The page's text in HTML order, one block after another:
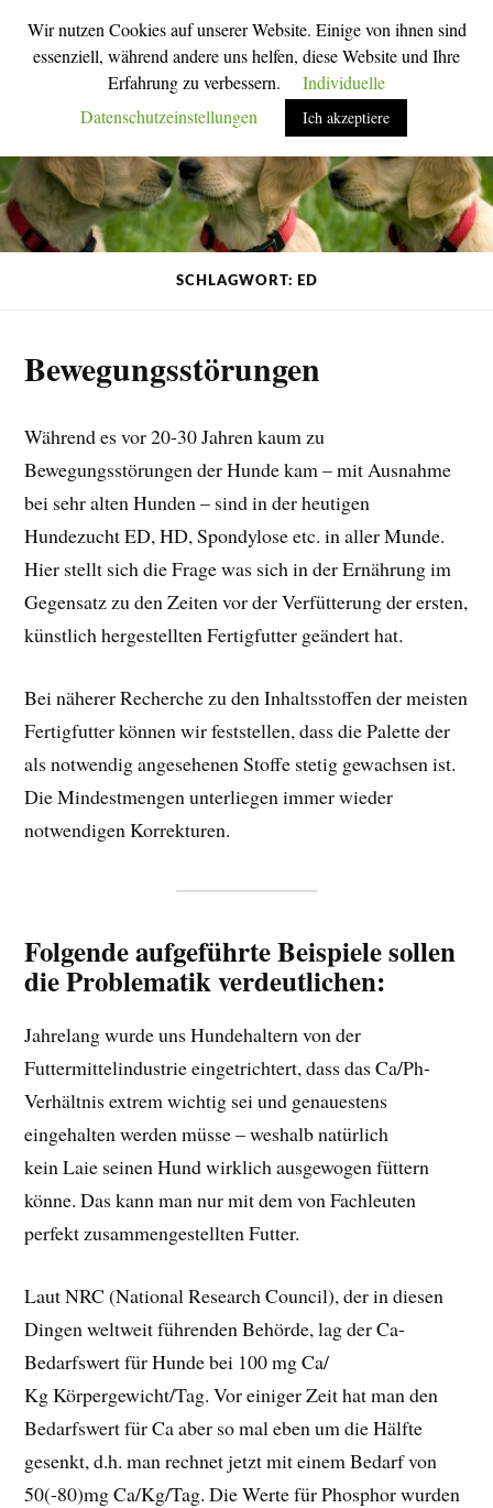
o
M
n
ü
u
m
t
e
u
l
d
u
m
s
c
SCHLAGWORT: ED
Bewegungsstörungen
Während es vor 20-30 Jahren kaum zu
Bewegungsstörungen der Hunde kam – mit Ausnahme
bei sehr alten Hunden – sind in der heutigen
Hundezucht ED, HD, Spondylose etc. in aller Munde.
Hier stellt sich die Frage was sich in der Ernährung im
Gegensatz zu den Zeiten vor der Verfütterung der ersten,
künstlich hergestellten Fertigfutter geändert hat.
Bei näherer Recherche zu den Inhaltsstoffen der meisten
Fertigfutter können wir feststellen, dass die Palette der
als notwendig angesehenen Stoffe stetig gewachsen ist.
Die Mindestmengen unterliegen immer wieder
notwendigen Korrekturen.
Folgende aufgeführte Beispiele sollen
die Problematik verdeutlichen:
Jahrelang wurde uns Hundehaltern von der
Futtermittelindustrie eingetrichtert, dass das Ca/Ph-
Verhältnis extrem wichtig sei und genauestens
eingehalten werden müsse – weshalb natürlich
kein Laie seinen Hund wirklich ausgewogen füttern
könne. Das kann man nur mit dem von Fachleuten
perfekt zusammengestellten Futter.
Laut NRC (National Research Council), der in diesen
Dingen weltweit führenden Behörde, lag der Ca-
Bedarfswert für Hunde bei 100 mg Ca/
Kg Körpergewicht/Tag. Vor einiger Zeit hat man den
Bedarfswert für Ca aber so mal eben um die Hälfte
gesenkt, d.h. man rechnet jetzt mit einem Bedarf von
50(-80)mg Ca/Kg/Tag. Die Werte für Phosphor wurden
Wir nutzen Cookies auf unserer Website. Einige von ihnen sind
essenziell, während andere uns helfen, diese Website und Ihre
Erfahrung zu verbessern.
Individuelle
Datenschutzeinstellungen
Ich akzeptiere